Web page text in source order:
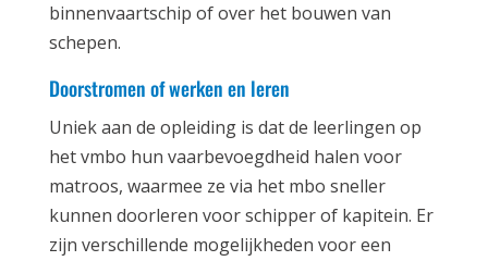
binnenvaartschip of over het bouwen van
schepen.
Doorstromen of werken en leren
Uniek aan de opleiding is dat de leerlingen op
het vmbo hun vaarbevoegdheid halen voor
matroos, waarmee ze via het mbo sneller
kunnen doorleren voor schipper of kapitein. Er
zijn verschillende mogelijkheden voor een